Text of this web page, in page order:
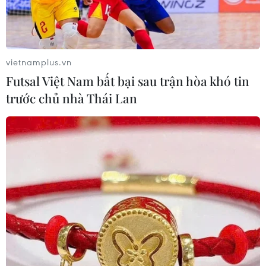
Ảnh minh họa. (Nguồn: AP)
Theo các nhà phân tích, doanh số điện thoại
thông minh của Trung Quốc có thể giảm tới 50%
trong quý đầu tiên, do nhiều cửa hàng bán lẻ
đóng cửa trong một thời gian dài và việc sản
xuất vẫn chưa nối lại đầy đủ vì đại dịch virus
vietnamplus.vn
Futsal Việt Nam bất bại sau trận hòa khó tin
trước chủ nhà Thái Lan